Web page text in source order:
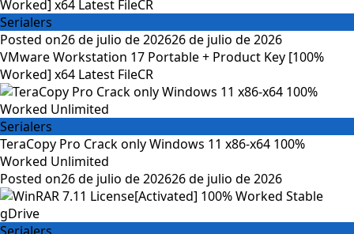
Serialers
Posted on26 de julio de 202626 de julio de 2026
VMware Workstation 17 Portable + Product Key [100%
Worked] x64 Latest FileCR
Serialers
TeraCopy Pro Crack only Windows 11 x86-x64 100%
Worked Unlimited
Posted on26 de julio de 202626 de julio de 2026